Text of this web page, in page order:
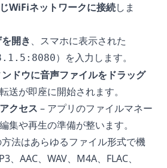
WiFiネットワークに接続しま
開き、スマホに表示された
）を入力します。
ドウに音声ファイルをドラッグ
送が即座に開始されます。
クセス – アプリのファイルマネー
集や再生の準備が整います。
方法はあらゆるファイル形式で機
、AAC、WAV、M4A、FLAC、